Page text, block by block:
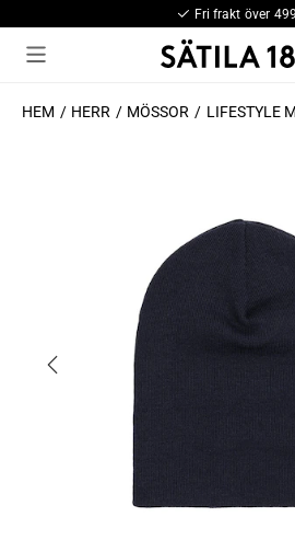
Fri frakt över 499 kr
HEM HERR MÖSSOR LIFESTYLE